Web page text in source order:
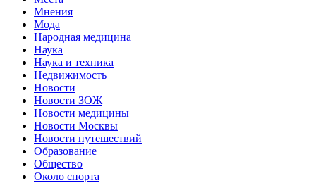
Мнения
Мода
Народная медицина
Наука
Наука и техника
Недвижимость
Новости
Новости ЗОЖ
Новости медицины
Новости Москвы
Новости путешествий
Образование
Общество
Около спорта